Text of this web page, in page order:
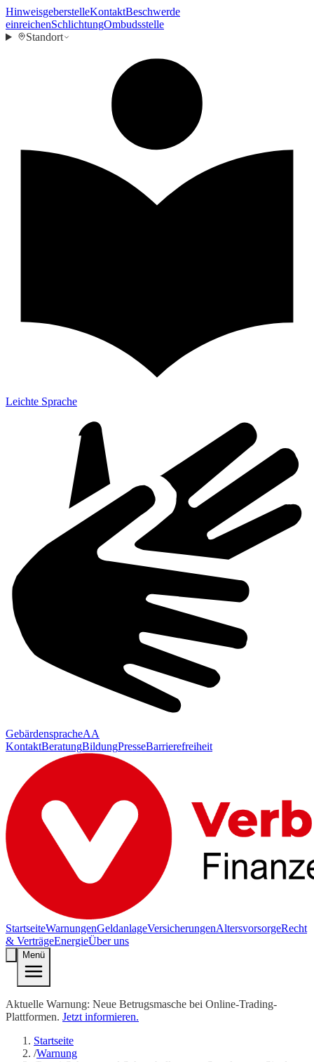
HinweisgeberstelleKontaktBeschwerde
einreichenSchlichtungOmbudsstelle
Standort
Leichte Sprache
GebärdenspracheAA
KontaktBeratungBildungPresseBarrierefreiheit
StartseiteWarnungenGeldanlageVersicherungenAltersvorsorgeRecht
& VerträgeEnergieÜber uns
Menü
Aktuelle Warnung: Neue Betrugsmasche bei Online-Trading-
Plattformen. Jetzt informieren.
Startseite
/Warnung